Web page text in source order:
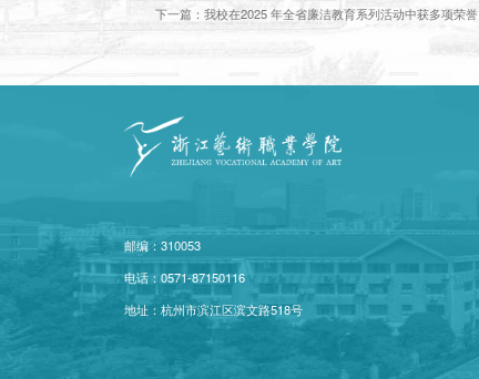
下一篇：我校在2025 年全省廉洁教育系列活动中获多项荣誉
邮编：310053
电话：0571-87150116
地址：杭州市滨江区滨文路518号